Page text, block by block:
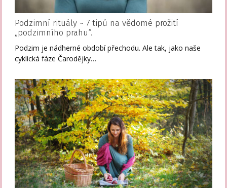
Podzimní rituály ~ 7 tipů na vědomé prožití
„podzimního prahu“.
Podzim je nádherné období přechodu. Ale tak, jako naše
cyklická fáze Čarodějky…